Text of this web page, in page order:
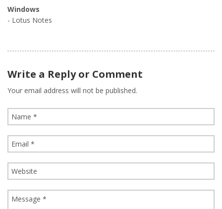
Windows
- Lotus Notes
Write a Reply or Comment
Your email address will not be published.